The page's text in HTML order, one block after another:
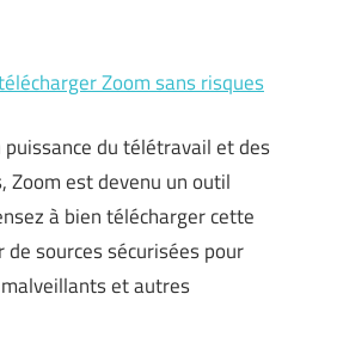
Zoom sans risques
du télétravail et des
Zoom est devenu un outil
à bien télécharger cette
sources sécurisées pour
et autres